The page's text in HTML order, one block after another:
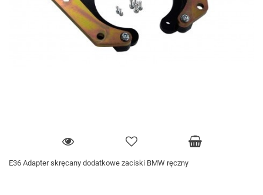
E36 Adapter skręcany dodatkowe zaciski BMW ręczny